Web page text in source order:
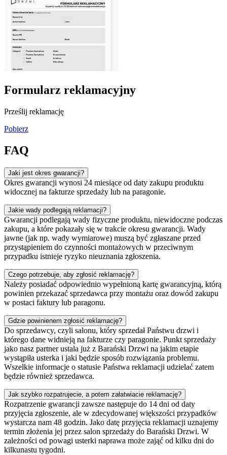
Formularz reklamacyjny
Prześlij reklamację
Pobierz
FAQ
Jaki jest okres gwarancji?
Okres gwarancji wynosi 24 miesiące od daty zakupu produktu
widocznej na fakturze sprzedaży lub na paragonie.
Jakie wady podlegają reklamacji?
Gwarancji podlegają wady fizyczne produktu, niewidoczne podczas
zakupu, a które pokazały się w trakcie okresu gwarancji. Wady
jawne (jak np. wady wymiarowe) muszą być zgłaszane przed
przystąpieniem do czynności montażowych w przeciwnym
przypadku istnieje ryzyko nieuznania zgłoszenia.
Czego potrzebuje, aby zgłosić reklamację?
Należy posiadać odpowiednio wypełnioną kartę gwarancyjną, którą
powinien przekazać sprzedawca przy montażu oraz dowód zakupu
w postaci faktury lub paragonu.
Gdzie powinienem zgłosić reklamację?
Do sprzedawcy, czyli salonu, który sprzedał Państwu drzwi i
którego dane widnieją na fakturze czy paragonie. Punkt sprzedaży
jako nasz partner ustala już z Barański Drzwi na jakim etapie
wystąpiła usterka i jaki będzie sposób rozwiązania problemu.
Wszelkie informacje o statusie Państwa reklamacji udzielać zatem
będzie również sprzedawca.
Jak szybko rozpatrujecie, a potem załatwiacie reklamację?
Rozpatrzenie gwarancji zawsze następuje do 14 dni od daty
przyjęcia zgłoszenie, ale w zdecydowanej większości przypadków
wystarcza nam 48 godzin. Jako datę przyjęcia reklamacji uznajemy
termin złożenia jej przez salon sprzedaży do Barański Drzwi. W
zależności od powagi usterki naprawa może zająć od kilku dni do
kilkunastu tygodni.